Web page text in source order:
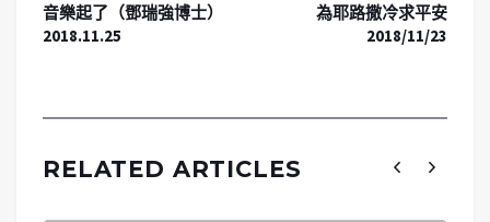
音樂起了（鄧瑞強博士）
2018.11.25
為耶路撒冷求平安
2018/11/23
RELATED ARTICLES